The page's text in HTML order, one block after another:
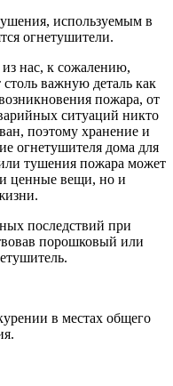
используемым в
огнетушители.
нас, к сожалению,
важную деталь как
пожара, от
ситуаций никто
поэтому хранение и
огнетушителя дома для
тушения пожара может
ценные вещи, но и
последствий при
порошковый или
в местах общего